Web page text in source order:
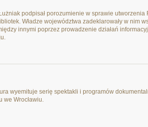
podpisał porozumienie w sprawie utworzenia
Władze województwa zadeklarowały w nim
innymi poprzez prowadzenie działań
wyemituje serię spektakli i programów
we Wrocławiu.